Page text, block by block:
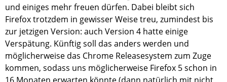
und einiges mehr freuen dürfen. Dabei bleibt sich
Firefox trotzdem in gewisser Weise treu, zumindest bis
zur jetzigen Version: auch Version 4 hatte einige
Verspätung. Künftig soll das anders werden und
möglicherweise das Chrome Releasesystem zum Zuge
kommen, sodass uns möglicherweise Firefox 5 schon in